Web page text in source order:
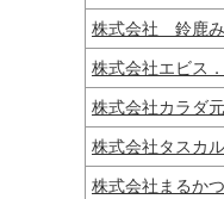
株式会社 鈴鹿
株式会社エビス
株式会社カラダ
株式会社タスカル
株式会社まるかつ